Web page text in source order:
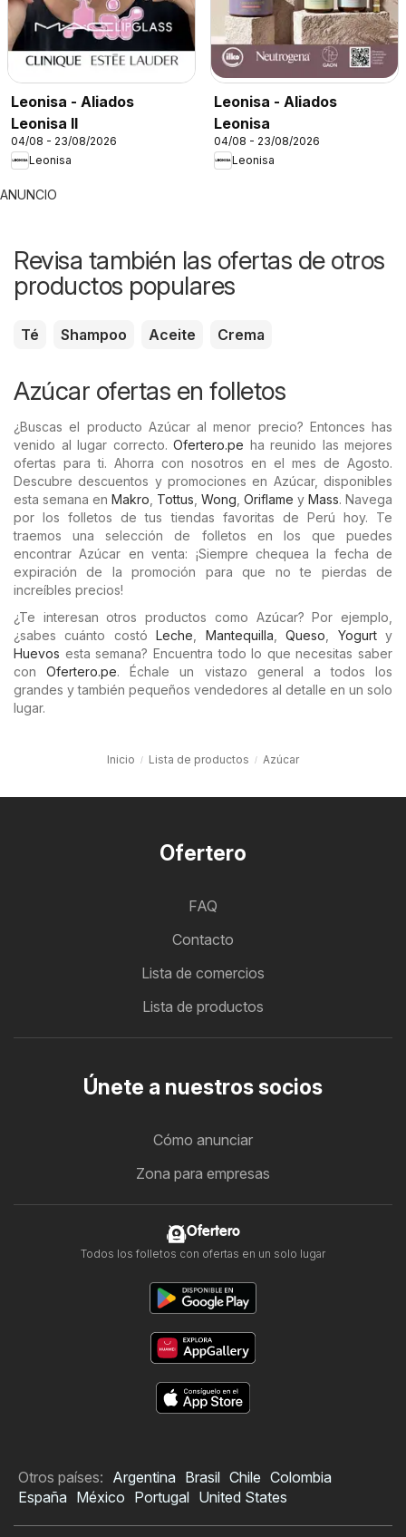
Leonisa - Aliados
Leonisa II
04/08 - 23/08/2026
Leonisa
Leonisa - Aliados
Leonisa
04/08 - 23/08/2026
Leonisa
ANUNCIO
Revisa también las ofertas de otros
productos populares
Té Shampoo Aceite Crema
Azúcar ofertas en folletos
¿Buscas el producto Azúcar al menor precio? Entonces has
venido al lugar correcto. Ofertero.pe ha reunido las mejores
ofertas para ti. Ahorra con nosotros en el mes de Agosto.
Descubre descuentos y promociones en Azúcar, disponibles
esta semana en Makro Tottus Wong Oriflame y Mass. Navega
por los folletos de tus tiendas favoritas de Perú hoy. Te
traemos una selección de folletos en los que puedes
encontrar Azúcar en venta: ¡Siempre chequea la fecha de
expiración de la promoción para que no te pierdas de
increíbles precios!
¿Te interesan otros productos como Azúcar? Por ejemplo,
¿sabes cuánto costóLeche Mantequilla ,Queso Yogurty
Huevos esta semana? Encuentra todo lo que necesitas saber
conOfertero.pe. Échale un vistazo general a todos los
grandes y también pequeños vendedores al detalle en un solo
lugar.
Inicio Lista de productos Azúcar
Ofertero
FAQ
Contacto
Lista de comercios
Lista de productos
Únete a nuestros socios
Cómo anunciar
Zona para empresas
Ofertero
Todos los folletos con ofertas en un solo lugar
Otros países: Argentina Brasil Chile Colombia
España México Portugal United States